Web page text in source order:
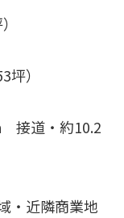
）
接道・約10.2
・近隣商業地